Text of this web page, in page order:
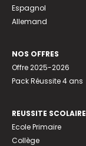
Espagnol
Allemand
NOS OFFRES
Offre 2025-2026
Pack Réussite 4 ans
REUSSITE SCOLAIRE
Ecole Primaire
Collège